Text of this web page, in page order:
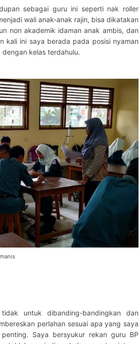
sebagai guru ini seperti nak roller
wali anak-anak rajin, bisa dikatakan
non akademik idaman anak ambis, dan
kali ini saya berada pada posisi nyaman
kelas terdahulu.
untuk dibanding-bandingkan dan
perlahan sesuai apa yang saya
Saya bersyukur rekan guru BP